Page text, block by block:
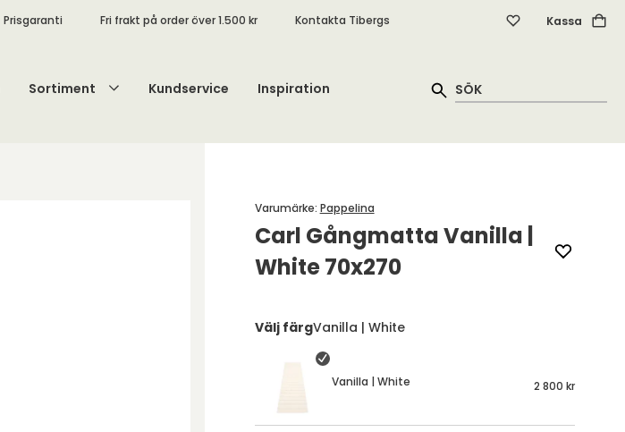
Prisgaranti Fri frakt på order över 1.500 kr Kontakta Tibergs Kassa
Sortiment Kundservice Inspiration
Carl Gångmatta Vanilla |
White 70x270
Varumärke: Pappelina
Välj färgVanilla | White
Vanilla | White 2 800 kr